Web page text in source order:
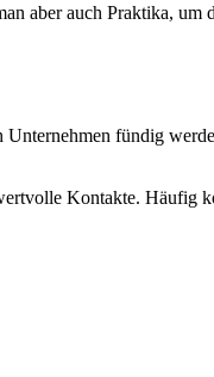
aber auch Praktika,
fündig
Kontakte.